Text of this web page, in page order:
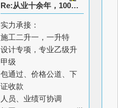
Re:从业十余年，100%通过
实力承接：
施工二升一，一升特
设计专项，专业乙级升
甲级
包通过、价格公道、下
证收款
人员、业绩可协调